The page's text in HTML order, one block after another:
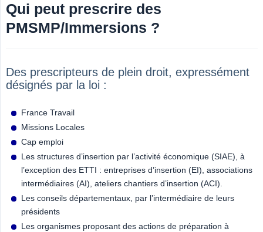
Qui peut prescrire des
PMSMP/Immersions ?
Des prescripteurs de plein droit, expressément
désignés par la loi :
France Travail
Missions Locales
Cap emploi
Les structures d’insertion par l’activité économique (SIAE), à
l’exception des ETTI : entreprises d’insertion (EI), associations
intermédiaires (AI), ateliers chantiers d’insertion (ACI).
Les conseils départementaux, par l’intermédiaire de leurs
présidents
Les organismes proposant des actions de préparation à